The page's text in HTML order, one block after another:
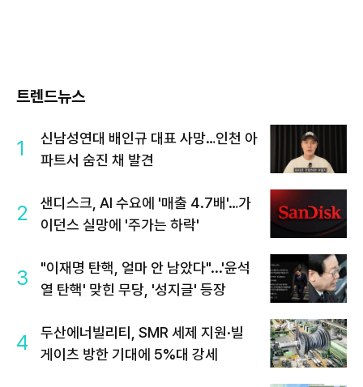
트렌드뉴스
1
신남성연대 배인규 대표 사망…인천 아
파트서 숨진 채 발견
2
샌디스크, AI 수요에 '매출 4.7배'…가
이던스 실망에 '주가는 하락'
3
"이재명 탄핵, 얼마 안 남았다"...'윤석
열 탄핵' 맞힌 무당, '성지글' 등장
4
두산에너빌리티, SMR 세제 지원·빌
게이츠 방한 기대에 5%대 강세